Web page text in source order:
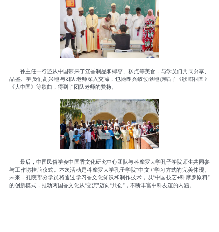
孙主任一行还从中国带来了沉香制品和椰枣、糕点等美食，与学员们共同分享、
品鉴。学员们高兴地与团队老师深入交流，也随即兴致勃勃地演唱了《歌唱祖国》
《大中国》等歌曲，得到了团队老师的赞扬。
最后， 中国民俗学会中国香文化研究中心团队与科摩罗大学孔子学院师生共同参
与工作坊挂牌仪式。本次活动是科摩罗大学孔子学院“中文+”学习方式的完美体现。
未来，孔院部分学员将通过学习香文化知识和制作技术，以“中国技艺+科摩罗原料”
的创新模式，推动两国香文化从“交流”迈向“共创”，不断丰富中科友谊的内涵。